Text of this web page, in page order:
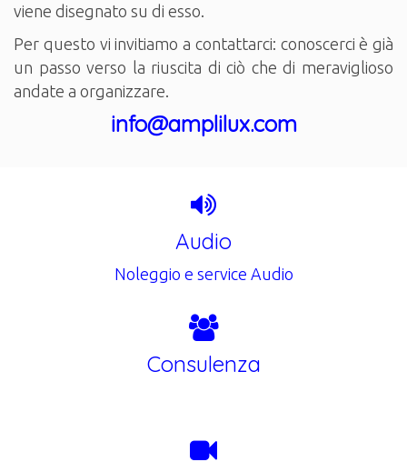
viene disegnato su di esso.
Per questo vi invitiamo a contattarci: conoscerci è già
un passo verso la riuscita di ciò che di meraviglioso
andate a organizzare.
info@amplilux.com
Audio
Noleggio e service Audio
Consulenza